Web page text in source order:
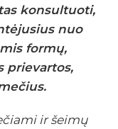
konsultuoti,
nuo
formų,
prievartos,
ir šeimų